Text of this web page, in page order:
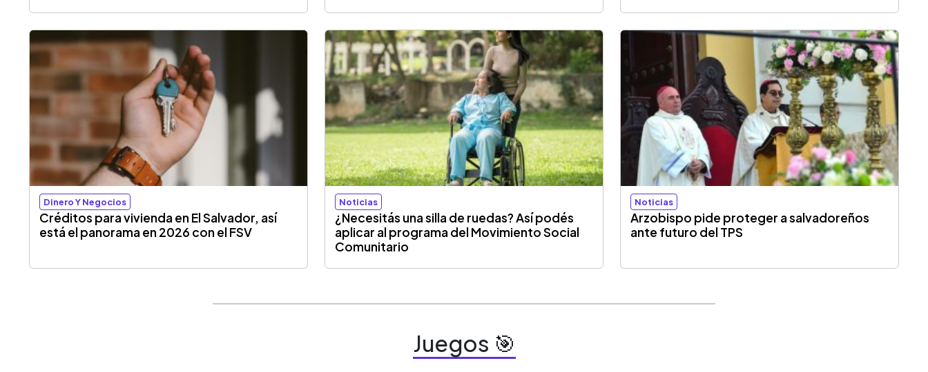
Dinero Y Negocios
Créditos para vivienda en El Salvador, así
está el panorama en 2026 con el FSV
Noticias
¿Necesitás una silla de ruedas? Así podés
aplicar al programa del Movimiento Social
Comunitario
Noticias
Arzobispo pide proteger a salvadoreños
ante futuro del TPS
Juegos 🎯